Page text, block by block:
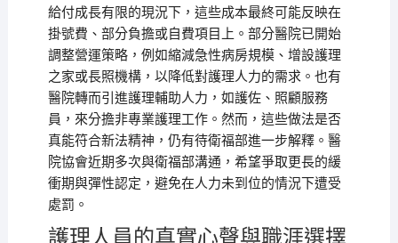
給付成長有限的現況下，這些成本最終可能反映在
掛號費、部分負擔或自費項目上。部分醫院已開始
調整營運策略，例如縮減急性病房規模、增設護理
之家或長照機構，以降低對護理人力的需求。也有
醫院轉而引進護理輔助人力，如護佐、照顧服務
員，來分擔非專業護理工作。然而，這些做法是否
真能符合新法精神，仍有待衛福部進一步解釋。醫
院協會近期多次與衛福部溝通，希望爭取更長的緩
衝期與彈性認定，避免在人力未到位的情況下遭受
處罰。
護理人員的真實心聲與職涯選擇